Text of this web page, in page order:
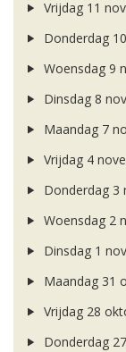
Vrijdag 11
Donderdag
Woensdag 9
Dinsdag 8
Maandag 7
Vrijdag 4
Donderdag 3
Woensdag 2
Dinsdag 1
Maandag 31
Vrijdag 28
Donderdag